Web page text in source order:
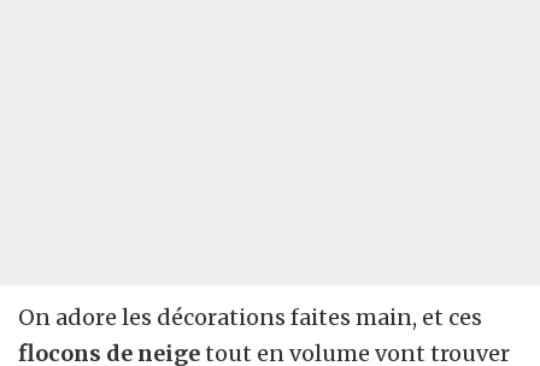
On adore les décorations faites main, et ces
flocons de neigetout en volume vont trouver